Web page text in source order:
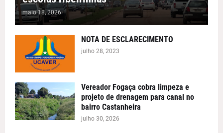
maio 18, 2026
NOTA DE ESCLARECIMENTO
julho 28, 2023
Vereador Fogaça cobra limpeza e
projeto de drenagem para canal no
bairro Castanheira
julho 30, 2026